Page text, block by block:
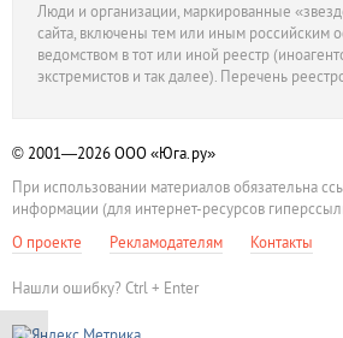
Люди и организации, маркированные
сайта, включены тем или иным российским
ведомством в тот или иной реестр
экстремистов и так далее). Перечень
© 2001—2026ООО «Юга.ру»
При использовании материалов обязательна
информации (для интернет-ресурсов
О проекте
Рекламодателям Контакты
Нашли ошибку? Ctrl + Enter